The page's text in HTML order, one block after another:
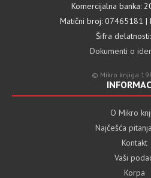
Komercijalna banka:
Matični broj: 07465181 |
Šifra
Dokumenti o
© Mikro knjiga
O Mikro
Najčešća
Kontakt
Vaši
Korpa